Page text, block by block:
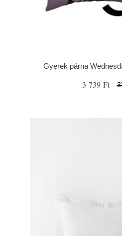
Gyerek párna
3 739 Ft